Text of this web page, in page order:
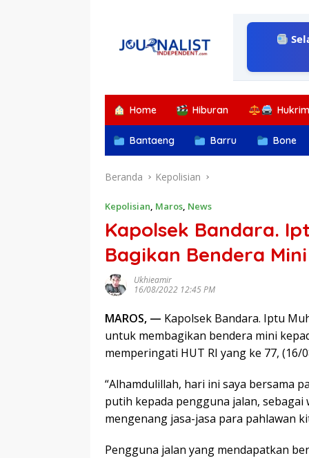
Home Hiburan Hukrim
Bantaeng Barru Bone
Beranda Kepolisian
Kepolisian, Maros, News
Kapolsek Bandara.
Bagikan Bendera
Ukhieamir
16/08/2022 12:45 PM
MAROS, — Kapolsek Bandara. Iptu
untuk membagikan bendera mini
memperingati HUT RI yang ke 77, (16/
“Alhamdulillah, hari ini saya bersama
putih kepada pengguna jalan,
mengenang jasa-jasa para pahlawan
Pengguna jalan yang mendapatkan